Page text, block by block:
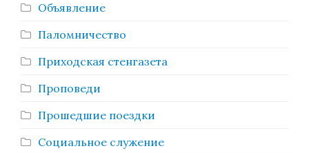
Объявление
Паломничество
Приходская стенгазета
Проповеди
Прошедшие поездки
Социальное служение